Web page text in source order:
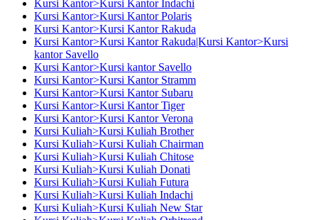
Kursi Kantor>Kursi Kantor Indachi
Kursi Kantor>Kursi Kantor Polaris
Kursi Kantor>Kursi Kantor Rakuda
Kursi Kantor>Kursi Kantor Rakuda|Kursi Kantor>Kursi
kantor Savello
Kursi Kantor>Kursi kantor Savello
Kursi Kantor>Kursi Kantor Stramm
Kursi Kantor>Kursi Kantor Subaru
Kursi Kantor>Kursi Kantor Tiger
Kursi Kantor>Kursi Kantor Verona
Kursi Kuliah>Kursi Kuliah Brother
Kursi Kuliah>Kursi Kuliah Chairman
Kursi Kuliah>Kursi Kuliah Chitose
Kursi Kuliah>Kursi Kuliah Donati
Kursi Kuliah>Kursi Kuliah Futura
Kursi Kuliah>Kursi Kuliah Indachi
Kursi Kuliah>Kursi Kuliah New Star